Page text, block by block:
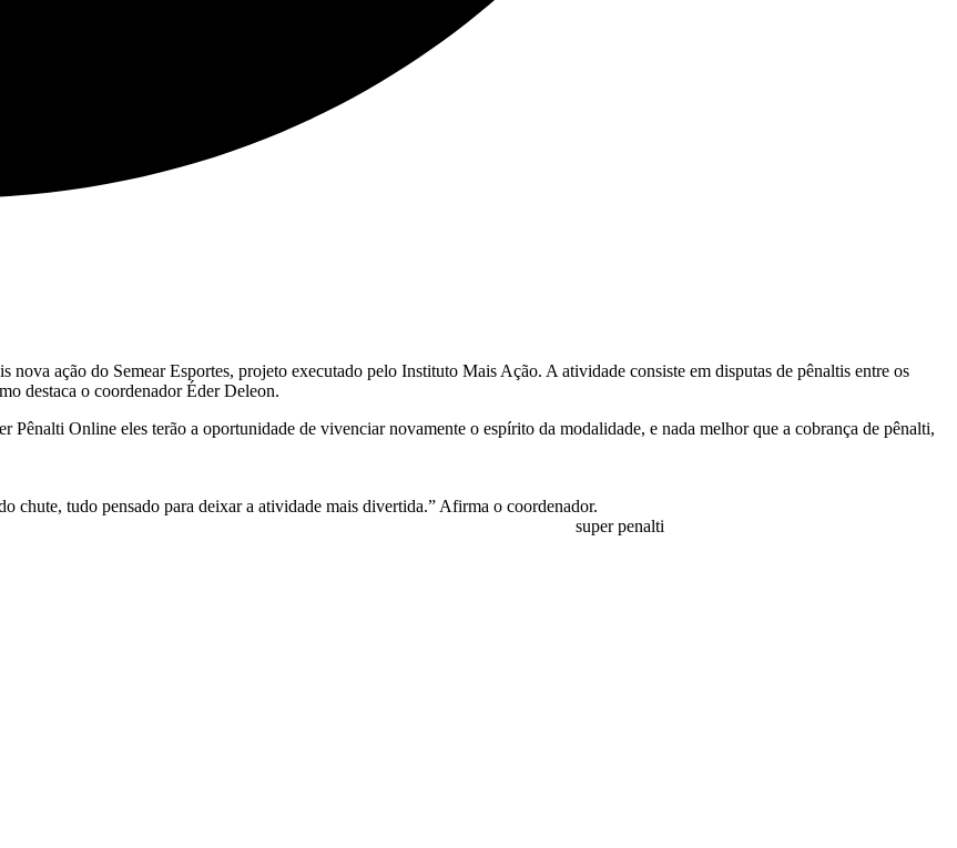
ação do Semear Esportes, projeto executado pelo Instituto Mais Ação. A atividade consiste em disputas de pênaltis entre os
destaca o coordenador Éder Deleon.
Pênalti Online eles terão a oportunidade de vivenciar novamente o espírito da modalidade, e nada melhor que a cobrança de pênalti,
chute, tudo pensado para deixar a atividade mais divertida.” Afirma o coordenador.